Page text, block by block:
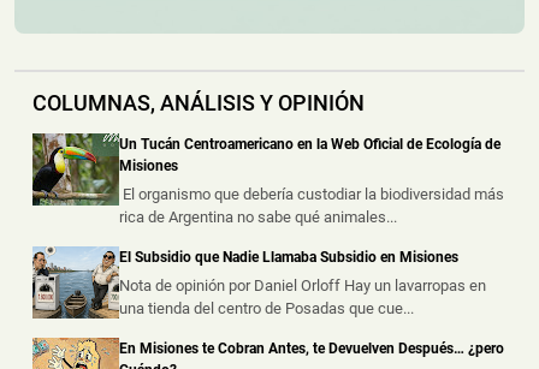
Sospechoso por un Asalto a Mano Armada en
Colonia Victoria
Las cámaras del CIO 911 fueron claves para avanzar en
Marihuana Valuada en un Millón de Pesos
📅 8 ago 2026
Un presunto intercambio de droga fue frustrado durante
un operativo policial rea...
COLUMNAS, ANÁLISIS Y OPINIÓN
Un Tucán Centroamericano en la Web Oficial de Ecología de
Misiones
El organismo que debería custodiar la biodiversidad más
rica de Argentina no sabe qué animales...
El Subsidio que Nadie Llamaba Subsidio en Misiones
Nota de opinión por Daniel Orloff Hay un lavarropas en
una tienda del centro de Posadas que cue...
En Misiones te Cobran Antes, te Devuelven Después… ¿pero